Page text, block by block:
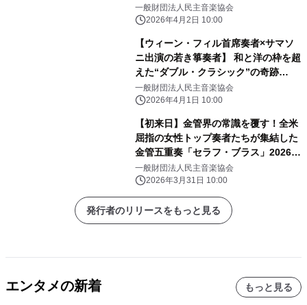
マドリガル・シンガーズ」2026年7月
に日本ツアー開催
一般財団法人民主音楽協会
2026年4月2日 10:00
【ウィーン・フィル首席奏者×サマソ
ニ出演の若き箏奏者】 和と洋の枠を超
えた“ダブル・クラシック”の奇跡
『LEO×ワルター・アウアー デュオ・
リサイタル』2026年6〜7月開催決定
一般財団法人民主音楽協会
2026年4月1日 10:00
【初来日】金管界の常識を覆す！全米
屈指の女性トップ奏者たちが集結した
金管五重奏「セラフ・ブラス」2026年
6・7月に日本ツアー開催
一般財団法人民主音楽協会
2026年3月31日 10:00
発行者のリリースをもっと見る
エンタメの新着 もっと見る